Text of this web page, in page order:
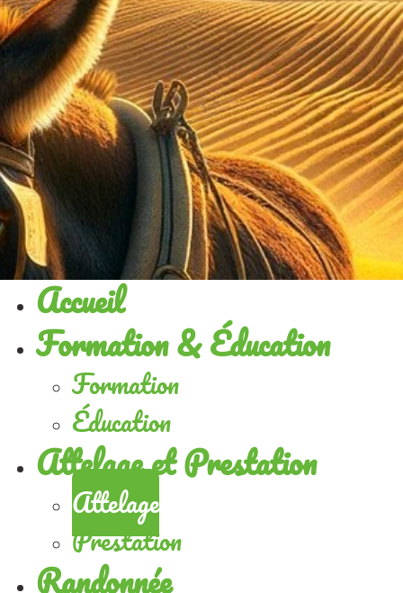
Accueil
Formation & Éducation
Formation
Éducation
Attelage et Prestation
Attelage
Prestation
Randonnée